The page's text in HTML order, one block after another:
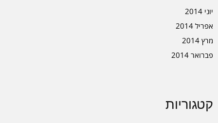
יוני 2014
אפריל 2014
מרץ 2014
פברואר 2014
קטגוריות